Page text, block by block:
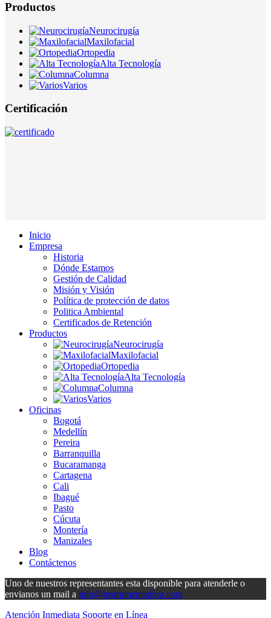
Productos
Neurocirugía
Maxilofacial
Ortopedia
Alta Tecnología
Columna
Varios
Certificación
Inicio
Empresa
Historia
Dónde Estamos
Gestión de Calidad
Misión y Visión
Política de protección de datos
Politica Ambiental
Certificados de Retención
Productos
Neurocirugía
Maxilofacial
Ortopedia
Alta Tecnología
Columna
Varios
Oficinas
Bogotá
Medellín
Pereira
Barranquilla
Bucaramanga
Cartagena
Cali
Ibagué
Pasto
Cúcuta
Montería
Manizales
Blog
Contáctenos
Uno de nuestros representantes esta disponible para atenderle o
envianos un mail a info@instrumentadora.com
Atención Inmediata Soporte en Línea